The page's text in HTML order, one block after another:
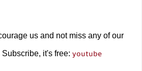
us and not miss any of our
it's free: youtube